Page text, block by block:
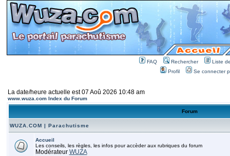
FAQ Rechercher
Liste
Profil
Se connecter
La date/heure actuelle est 07 Aoû 2026 10:48 am
www.wuza.com Index du Forum
Forum
WUZA.COM | Parachutisme
Accueil
Les conseils, les règles, les infos pour accèder aux rubriques du forum
Modérateur WUZA